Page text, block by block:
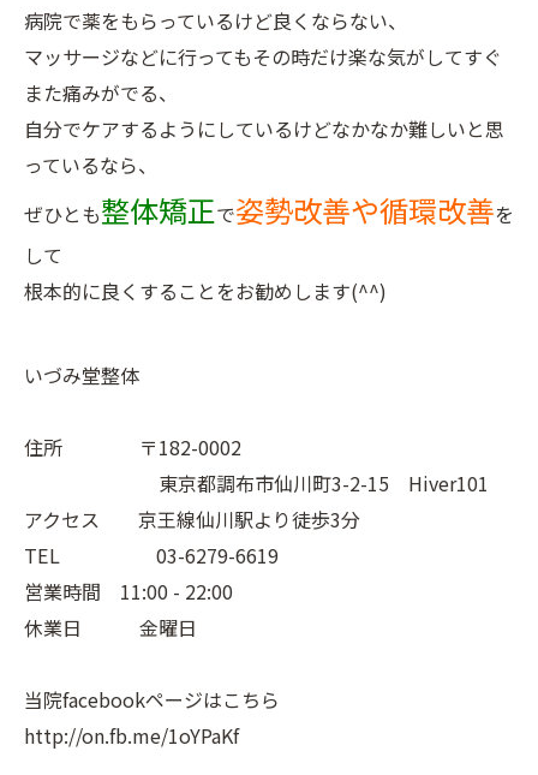
病院で薬をもらっているけど良くならない、
マッサージなどに行ってもその時だけ楽な気がしてすぐ
また痛みがでる、
自分でケアするようにしているけどなかなか難しいと思
っているなら、
ぜひとも整体矯正で姿勢改善や循環改善を
して
根本的に良くすることをお勧めします(^^)
いづみ堂整体
住所 〒182-0002
東京都調布市仙川町3-2-15 Hiver101
アクセス 京王線仙川駅より徒歩3分
TEL 03-6279-6619
営業時間 11:00 - 22:00
休業日 金曜日
当院facebookページはこちら
http://on.fb.me/1oYPaKf